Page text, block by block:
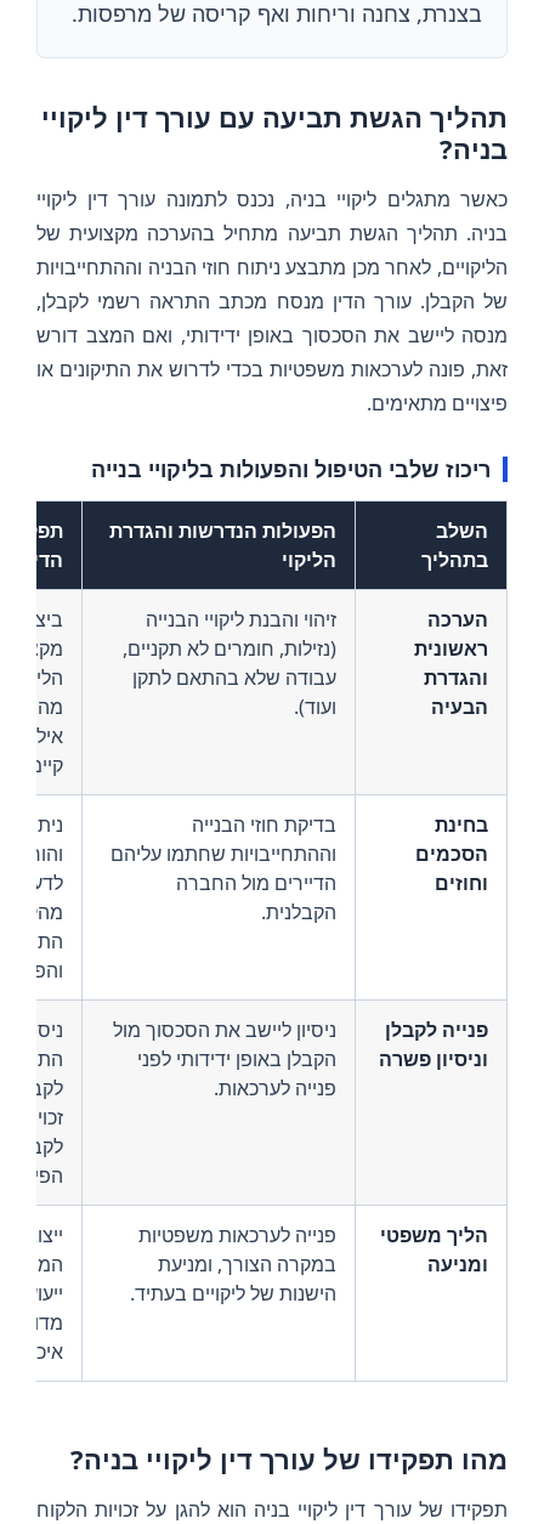
בצנרת, צחנה וריחות ואף קריסה של מרפסות.
תהליך הגשת תביעה עם עורך דין ליקויי
בניה?
כאשר מתגלים ליקויי בניה, נכנס לתמונה עורך דין ליקויי
בניה. תהליך הגשת תביעה מתחיל בהערכה מקצועית של
הליקויים, לאחר מכן מתבצע ניתוח חוזי הבניה וההתחייבויות
של הקבלן. עורך הדין מנסח מכתב התראה רשמי לקבלן,
מנסה ליישב את הסכסוך באופן ידידותי, ואם המצב דורש
זאת, פונה לערכאות משפטיות בכדי לדרוש את התיקונים או
פיצויים מתאימים.
ריכוז שלבי הטיפול והפעולות בליקויי בנייה
השלב
בתהליך
הפעולות הנדרשות והגדרת
הליקוי
הדין
הערכה
ראשונית
והגדרת
הבעיה
זיהוי והבנת ליקויי הבנייה
(נזילות, חומרים לא תקניים,
עבודה שלא בהתאם לתקן
ועוד).
ביצוע
אילו
קיימות
בחינת
הסכמים
וחוזים
בדיקת חוזי הבנייה
וההתחייבויות שחתמו עליהם
הדיירים מול החברה
הקבלנית.
ניתוח
לדעת
פנייה לקבלן
וניסיון פשרה
ניסיון ליישב את הסכסוך מול
הקבלן באופן ידידותי לפני
פנייה לערכאות.
ניסוח
לקבלן
זכויות
לקבלת
הליך משפטי
ומניעה
פנייה לערכאות משפטיות
במקרה הצורך, ומניעת
הישנות של ליקויים בעתיד.
ייצוג
ייעוץ
איכות
מהו תפקידו של עורך דין ליקויי בניה?
תפקידו של עורך דין ליקויי בניה הוא להגן על זכויות הלקוח